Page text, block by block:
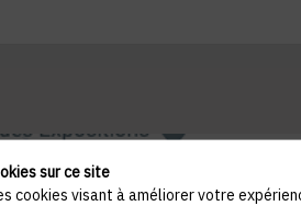
sur ce site
cookies visant à améliorer votre